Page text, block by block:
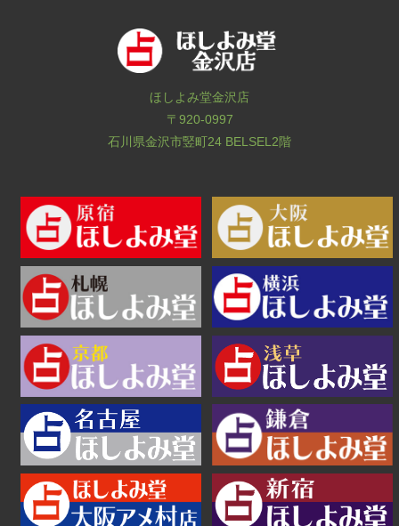
ほしよみ堂金沢店
〒920-0997
石川県金沢市竪町24 BELSEL2階